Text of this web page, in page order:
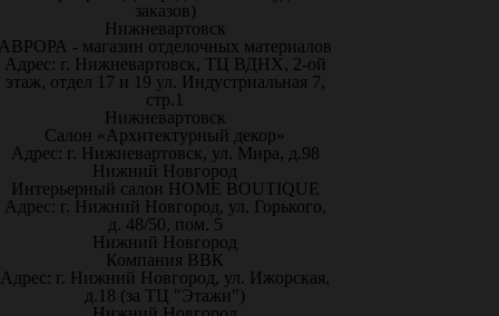
заказов)
Нижневартовск
- магазин отделочных материалов
Адрес: г. Нижневартовск, ТЦ ВДНХ, 2-ой
этаж, отдел 17 и 19 ул. Индустриальная 7,
стр.1
Нижневартовск
Салон «Архитектурный декор»
Адрес: г. Нижневартовск, ул. Мира, д.98
Нижний Новгород
Интерьерный салон HOME BOUTIQUE
Адрес: г. Нижний Новгород, ул. Горького,
д. 48/50, пом. 5
Нижний Новгород
Компания ВВК
Адрес: г. Нижний Новгород, ул. Ижорская,
д.18 (за ТЦ "Этажи")